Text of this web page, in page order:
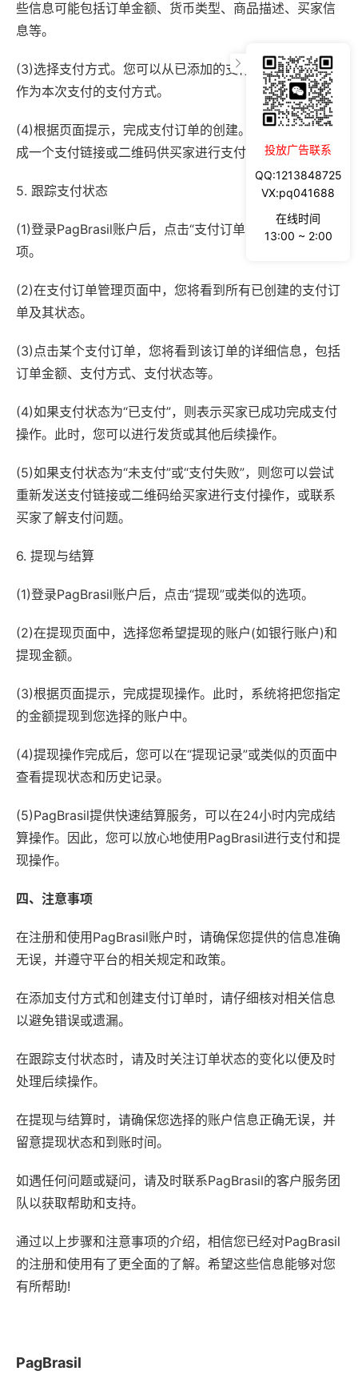
些信息可能包括订单金额、货币类型、商品描述、买家信
息等。
(3)选择支付方式。您可以从已添加的支付方式中选择一个
作为本次支付的支付方式。
(4)根据页面提示，完成支付订单的创建。此时，系统将生
成一个支付链接或二维码供买家进行支付操作。
5. 跟踪支付状态
(1)登录PagBrasil账户后，点击“支付订单管理”或类似的选
项。
(2)在支付订单管理页面中，您将看到所有已创建的支付订
单及其状态。
(3)点击某个支付订单，您将看到该订单的详细信息，包括
订单金额、支付方式、支付状态等。
(4)如果支付状态为“已支付”，则表示买家已成功完成支付
操作。此时，您可以进行发货或其他后续操作。
(5)如果支付状态为“未支付”或“支付失败”，则您可以尝试
重新发送支付链接或二维码给买家进行支付操作，或联系
买家了解支付问题。
6. 提现与结算
(1)登录PagBrasil账户后，点击“提现”或类似的选项。
(2)在提现页面中，选择您希望提现的账户(如银行账户)和
提现金额。
(3)根据页面提示，完成提现操作。此时，系统将把您指定
的金额提现到您选择的账户中。
(4)提现操作完成后，您可以在“提现记录”或类似的页面中
查看提现状态和历史记录。
(5)PagBrasil提供快速结算服务，可以在24小时内完成结
算操作。因此，您可以放心地使用PagBrasil进行支付和提
现操作。
四、注意事项
在注册和使用PagBrasil账户时，请确保您提供的信息准确
无误，并遵守平台的相关规定和政策。
在添加支付方式和创建支付订单时，请仔细核对相关信息
以避免错误或遗漏。
在跟踪支付状态时，请及时关注订单状态的变化以便及时
处理后续操作。
在提现与结算时，请确保您选择的账户信息正确无误，并
留意提现状态和到账时间。
如遇任何问题或疑问，请及时联系PagBrasil的客户服务团
队以获取帮助和支持。
通过以上步骤和注意事项的介绍，相信您已经对PagBrasil
的注册和使用有了更全面的了解。希望这些信息能够对您
有所帮助!
PagBrasil
投放广告联系
QQ:1213848725
VX:pq041688
在线时间
13:00 ~ 2:00